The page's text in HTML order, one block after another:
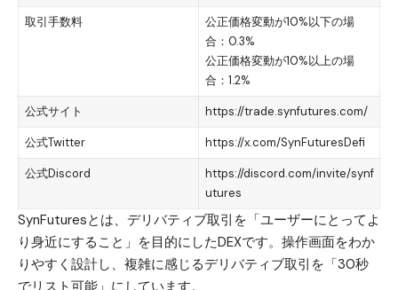
取引手数料
公正価格変動が10%以下の場
合：0.3%
公正価格変動が10%以上の場
合：1.2%
公式サイト https://trade.synfutures.com/
公式Twitter https://x.com/SynFuturesDefi
公式Discord
https://discord.com/invite/synf
utures
SynFuturesとは、デリバティブ取引を「ユーザーにとってよ
り身近にすること」を目的にしたDEXです。操作画面をわか
りやすく設計し、複雑に感じるデリバティブ取引を「30秒